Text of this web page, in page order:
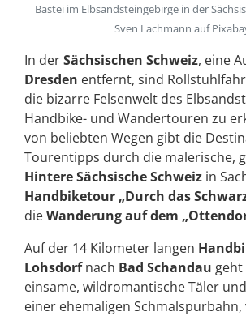
Bastei im Elbsandsteingebirge in der
Sven Lachmann auf
In derSächsischen Schweiz, eine
Dresden entfernt, sind
die bizarre Felsenwelt des
Handbike- und Wandertouren zu
von beliebten Wegen gibt die
Tourentipps durch die malerische,
Hintere Sächsische Schweiz in
Handbiketour „Durch das
dieWanderung auf dem
Auf der 14 Kilometer langen
Lohsdorfnach Bad Schandau geht
einsame, wildromantische Täler
einer ehemaligen